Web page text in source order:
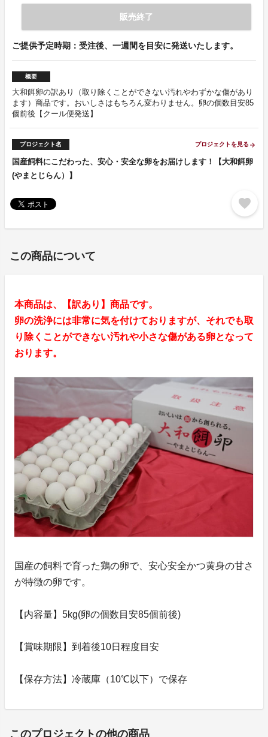
販売終了
ご提供予定時期：受注後、一週間を目安に発送いたします。
概要
大和餌卵の訳あり（取り除くことができない汚れやわずかな傷があり
ます）商品です。おいしさはもちろん変わりません。卵の個数目安85
個前後【クール便発送】
プロジェクト名 プロジェクトを見る arrow_forward
国産飼料にこだわった、安心・安全な卵をお届けします！【大和餌卵
(やまとじらん）】
favorite
この商品について
本商品は、【訳あり】商品です。
卵の洗浄には非常に気を付けておりますが、それでも取
り除くことができない汚れや小さな傷がある卵となって
おります。
国産の飼料で育った鶏の卵で、安心安全かつ黄身の甘さ
が特徴の卵です。
【内容量】5kg(卵の個数目安85個前後)
【賞味期限】到着後10日程度目安
【保存方法】冷蔵庫（10℃以下）で保存
このプロジェクトの他の商品